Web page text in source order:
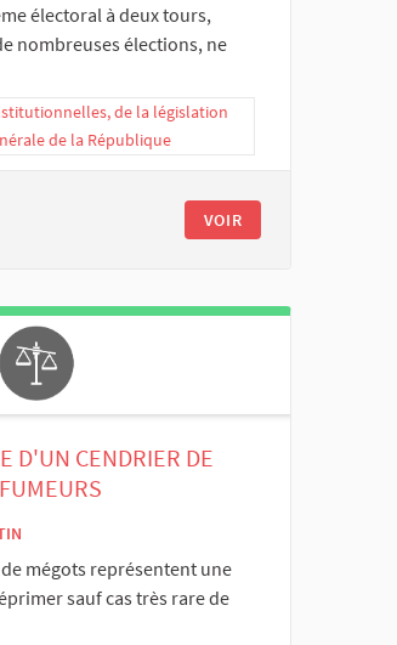
électoral à deux tours,
nombreuses élections, ne
de la législation
de la République
VOIR
D'UN CENDRIER DE
de mégots représentent une
sauf cas très rare de